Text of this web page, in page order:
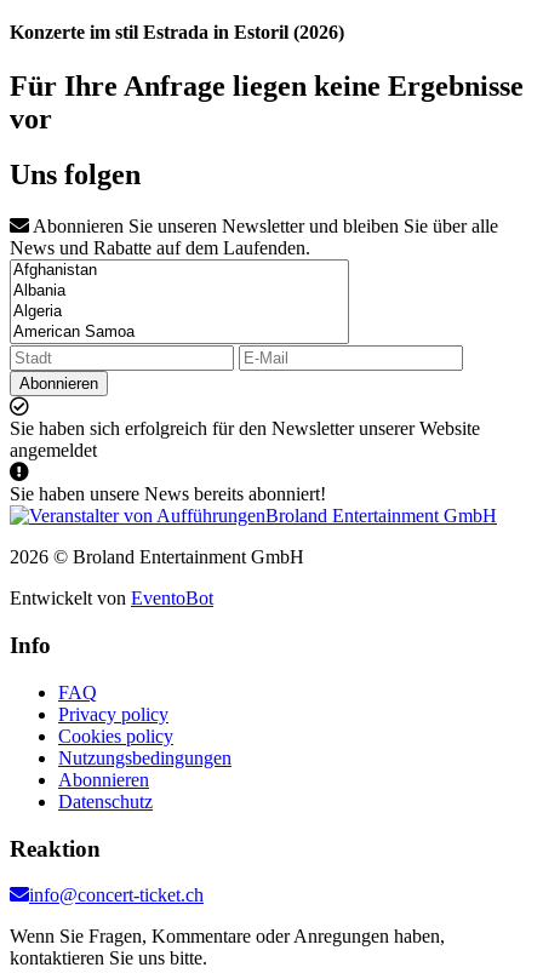
Konzerte im stil Estrada in Estoril (2026)
Für Ihre Anfrage liegen keine Ergebnisse
vor
Uns folgen
Abonnieren Sie unseren Newsletter und bleiben Sie über alle
News und Rabatte auf dem Laufenden.
Abonnieren
Sie haben sich erfolgreich für den Newsletter unserer Website
angemeldet
Sie haben unsere News bereits abonniert!
2026 © Broland Entertainment GmbH
Entwickelt von EventoBot
Info
FAQ
Privacy policy
Cookies policy
Nutzungsbedingungen
Abonnieren
Datenschutz
Reaktion
info@concert-ticket.ch
Wenn Sie Fragen, Kommentare oder Anregungen haben,
kontaktieren Sie uns bitte.